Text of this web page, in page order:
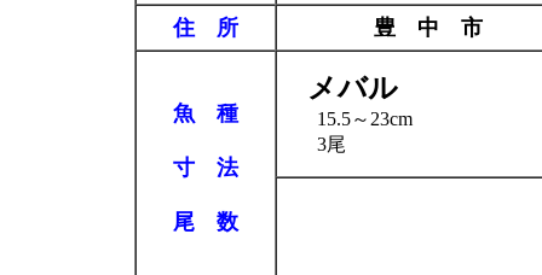
住 所
豊 中 市
魚 種
寸 法
尾 数
メバル
15.5～23cm
3尾